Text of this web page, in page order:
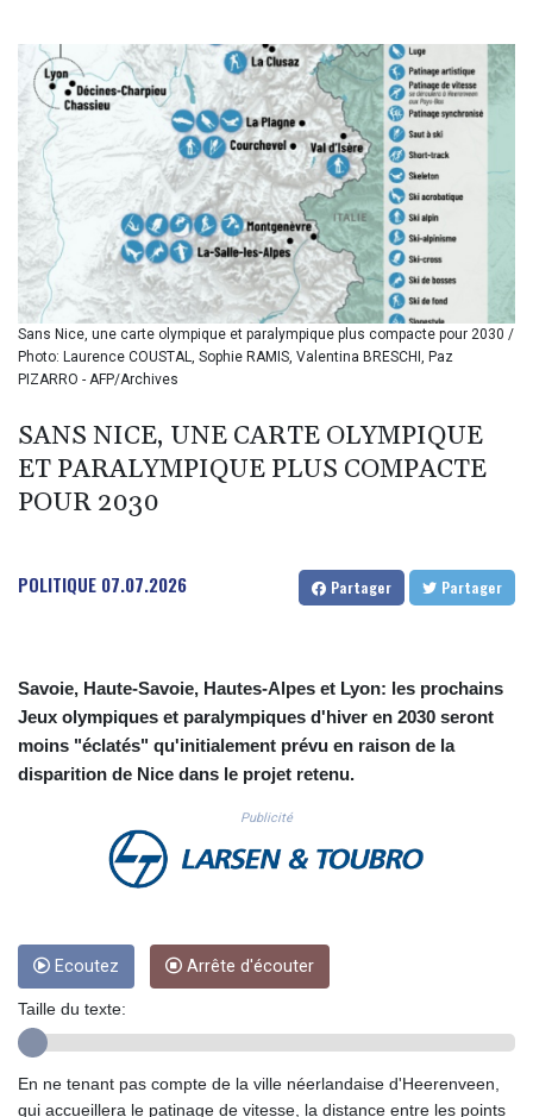
BMD 1.156136
BND 1.477082
BOB 13.69983
BRL 5.876989
BSD 1.152686
BTN 109.688637
BWP 15.558807
BYN 3.432357
BYR 22660.258427
BZD 2.318271
CAD 1.61333
CDF 2615.761404
CHF 0.93588
CNY 7.801146
CNH 7.796152
CUP 30.637594
CVE 110.26363
DKK 7.477932
DOP 67.289164
DZD 152.967099
EGP 57.293288
ERN 17.342035
ETB 186.049588
FKP 0.8566
GHS 13.526832
GIP 0.8566
GYD 241.157003
Sans Nice, une carte olympique et paralympique plus compacte pour 2030 /
Photo: Laurence COUSTAL, Sophie RAMIS, Valentina BRESCHI, Paz
PIZARRO - AFP/Archives
SANS NICE, UNE CARTE OLYMPIQUE
ET PARALYMPIQUE PLUS COMPACTE
POUR 2030
POLITIQUE 07.07.2026 Partager Partager
Savoie, Haute-Savoie, Hautes-Alpes et Lyon: les prochains
Jeux olympiques et paralympiques d'hiver en 2030 seront
moins "éclatés" qu'initialement prévu en raison de la
disparition de Nice dans le projet retenu.
Publicité
Ecoutez Arrête d'écouter
Taille du texte:
En ne tenant pas compte de la ville néerlandaise d'Heerenveen,
qui accueillera le patinage de vitesse, la distance entre les points